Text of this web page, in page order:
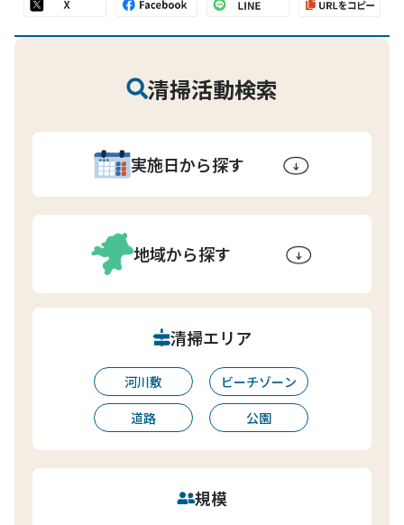
清掃活動検索
実施日から探す
地域から探す
清掃エリア
河川敷
ビーチゾーン
道路
公園
規模